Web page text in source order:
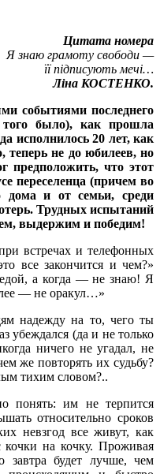
Цитата номера
Я знаю грамоту свободи —
її підписують мечі…
Ліна КОСТЕНКО.
событиями последнего
было), как прошла
исполнилось 20 лет, как
теперь не до юбилеев, но
что этот
переселенца (причем во
дома и от семьи, среди
Трудных испытаний
выдержим и победим!
встречах и телефонных
все закончится и чем?»
а когда — не знаю! Я
— не оракул…»
надежду на то, чего ты
убеждался (да и не только
ничего не угадал, не
же повторять их судьбу?
тихим словом?..
понять: им не терпится
относительно сроков
невзгод все живут, как
кочки на кочку. Проживая
будет лучше, чем